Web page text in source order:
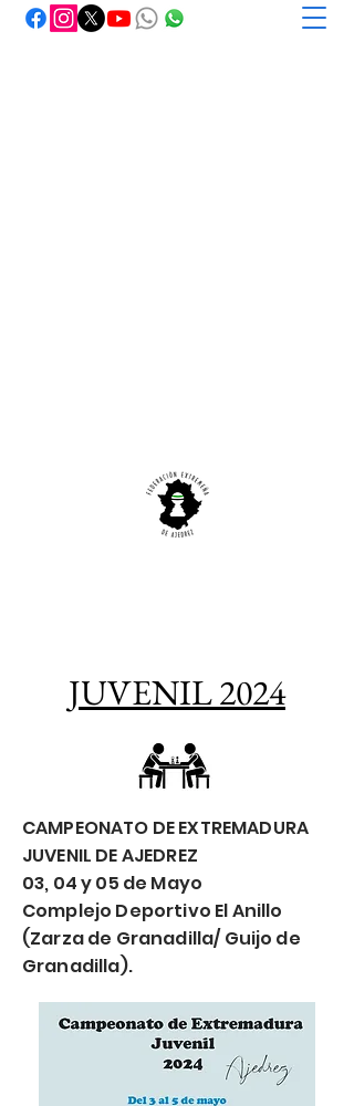
JUVENIL 2024
CAMPEONATO DE EXTREMADURA
JUVENIL DE AJEDREZ
03, 04 y 05 de Mayo
Complejo Deportivo El Anillo
(Zarza de Granadilla/ Guijo de
Granadilla).